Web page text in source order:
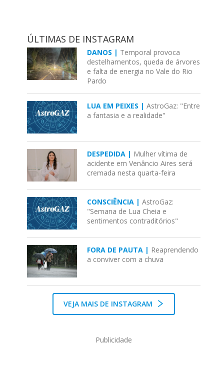
ÚLTIMAS DE INSTAGRAM
DANOS | Temporal provoca
destelhamentos, queda de árvores
e falta de energia no Vale do Rio
Pardo
LUA EM PEIXES |AstroGaz: "Entre
a fantasia e a realidade"
DESPEDIDA | Mulher vítima de
acidente em Venâncio Aires será
cremada nesta quarta-feira
CONSCIÊNCIA |AstroGaz:
"Semana de Lua Cheia e
sentimentos contraditórios"
FORA DE PAUTA | Reaprendendo
a conviver com a chuva
VEJA MAIS DE INSTAGRAM
Publicidade